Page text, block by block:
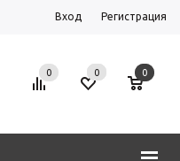
Вход Регистрация
0 0 0